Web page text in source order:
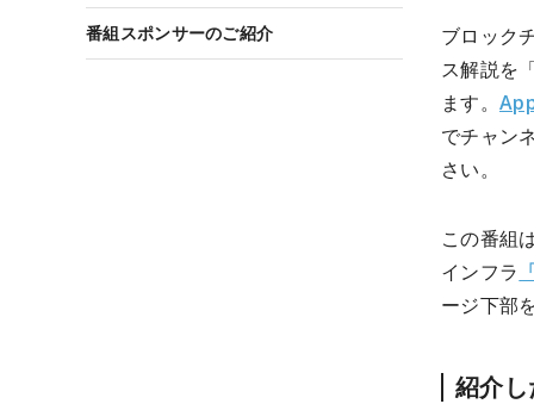
ブロック
ス解説を
ます。
でチャン
さい。
この番組
インフラ
ージ下部
紹介
番組スポンサーのご紹介